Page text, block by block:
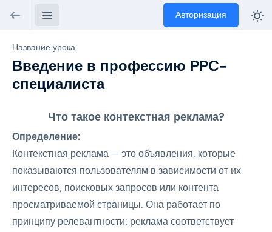
Авторизация
Название урока
Введение в профессию PPC-
специалиста
Что такое контекстная реклама?
Определение:
Контекстная реклама — это объявления, которые
показываются пользователям в зависимости от их
интересов, поисковых запросов или контента
просматриваемой страницы. Она работает по
принципу релевантности: реклама соответствует